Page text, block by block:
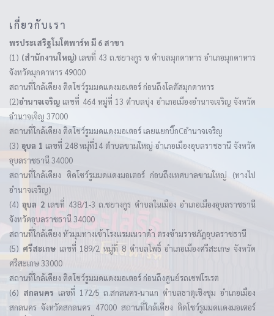
เกี่ยวกับเรา
พรประเสริฐโมโตพาร์ท มี 6 สาขา
(1) (สำนักงานใหญ่) เลขที่ 43 ถ.ชยางกูร ข ตำบลมุกดาหาร อำเภอมุกดาหาร
จังหวัดมุกดาหาร 49000
สถานที่ใกล้เคียง ติดโชว์รูมมดแดงมอเตอร์ ก่อนถึงโลตัสมุกดาหาร
(2)อำนาจเจริญ เลขที่ 464 หมู่ที่ 13 ตำบลบุ่ง อำเภอเมืองอำนาจเจริญ จังหวัด
อำนาจเจิญ 37000
สถานที่ใกล้เคียง ติดโชว์รูมมดแดงมอเตอร์ เลยแยกบิ๊กCอำนาจเจริญ
(3) อุบล 1 เลขที่ 248 หมุ่ที่14 ตำบลขามใหญ่ อำเภอเมืองอุบลราชธานี จังหวัด
อุบลราชธานี 34000
สถานที่ใกล้เคียง ติดโชว์รูมมดแดงมอเตอร์ ก่อนถึงเทศบาลขามใหญ่ (ทางไป
อำนาจเจริญ)
(4)อุบล 2เลขที่ 438/1-3 ถ.ชยางกูร ตำบลในเมือง อำเภอเมืองอุบลราชธานี
จังหวัดอุบลราชธานี 34000
สถานที่ใกล้เคียง หัวมุมทางเข้าโรงแรมเนวาด้า ตรงข้ามราชภัฎอุบลราชธานี
(5) ศรีสะเกษเลขที่ 189/2 หมู่ที่ 8 ตำบลโพธิ์ อำเภอเมืองศรีสะเกษ จังหวัด
ศรีสะเกษ 33000
สถานที่ใกล้เคียง ติดโชว์รูมมดแดงมอเตอร์ ก่อนถึงศูนย์รถเชฟโรเรต
(6) สกลนคร เลขที่ 172/5 ถ.สกลนคร-นาแก ตำบลธาตุเชิงชุม อำเภอเมือง
สกลนคร จังหวัดสกลนคร 47000 สถานที่ใกล้เคียง ติดโชว์รูมมดแดงมอเตอร์